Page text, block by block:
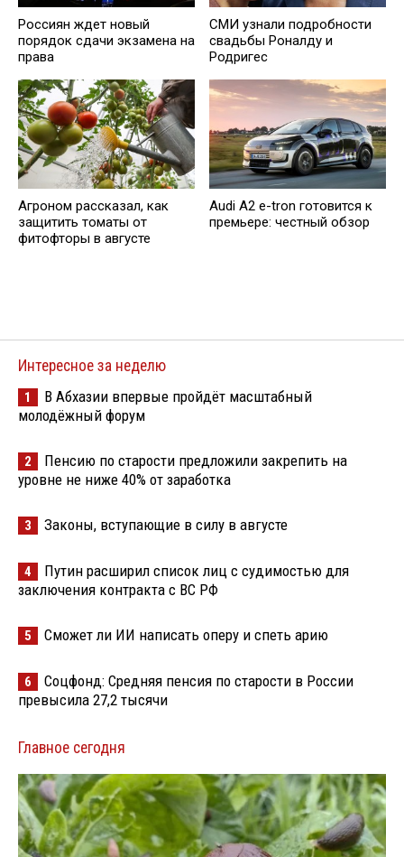
Россиян ждет новый
порядок сдачи экзамена на
права
СМИ узнали подробности
свадьбы Роналду и
Родригес
Агроном рассказал, как
защитить томаты от
фитофторы в августе
Audi A2 e-tron готовится к
премьере: честный обзор
Интересное за неделю
1
В Абхазии впервые пройдёт масштабный
молодёжный форум
2
Пенсию по старости предложили закрепить на
уровне не ниже 40% от заработка
3 Законы, вступающие в силу в августе
4
Путин расширил список лиц с судимостью для
заключения контракта с ВС РФ
5 Сможет ли ИИ написать оперу и спеть арию
6
Соцфонд: Средняя пенсия по старости в России
превысила 27,2 тысячи
Главное сегодня